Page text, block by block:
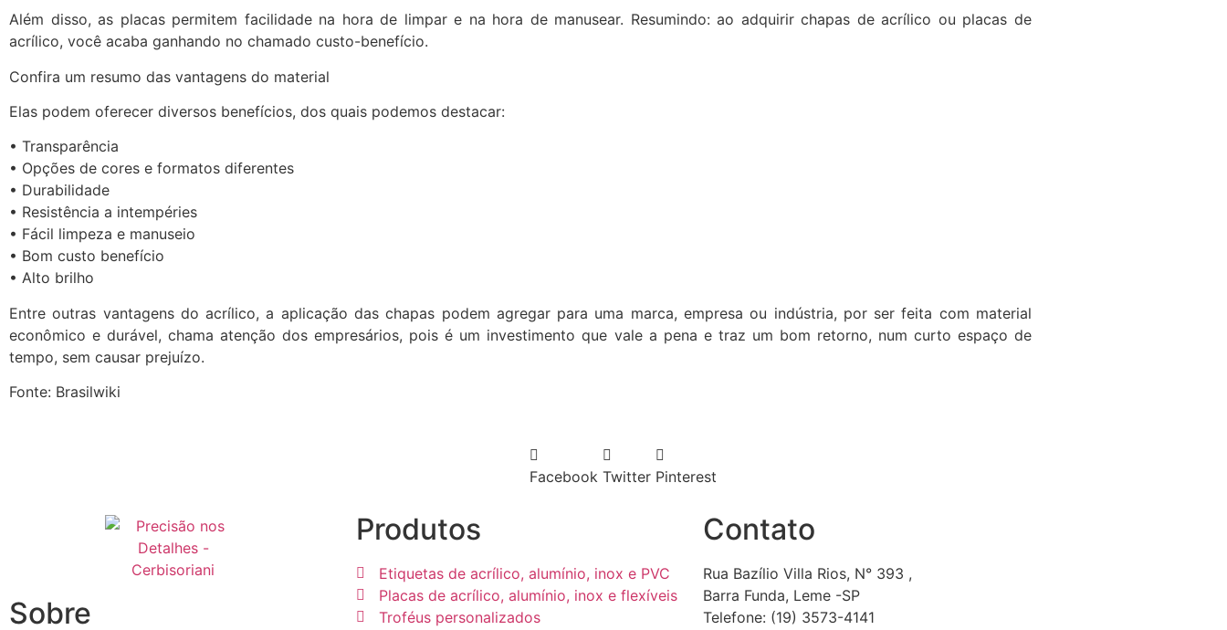
Além disso, as placas permitem facilidade na hora de limpar e na hora de manusear. Resumindo: ao adquirir chapas de acrílico ou placas de
acrílico, você acaba ganhando no chamado custo-benefício.
Confira um resumo das vantagens do material
Elas podem oferecer diversos benefícios, dos quais podemos destacar:
• Transparência
• Opções de cores e formatos diferentes
• Durabilidade
• Resistência a intempéries
• Fácil limpeza e manuseio
• Bom custo benefício
• Alto brilho
Entre outras vantagens do acrílico, a aplicação das chapas podem agregar para uma marca, empresa ou indústria, por ser feita com material
econômico e durável, chama atenção dos empresários, pois é um investimento que vale a pena e traz um bom retorno, num curto espaço de
tempo, sem causar prejuízo.
Fonte: Brasilwiki
Facebook Twitter Pinterest
Sobre
Produtos
Etiquetas de acrílico, alumínio, inox e PVC
Placas de acrílico, alumínio, inox e flexíveis
Troféus personalizados
Contato
Rua Bazílio Villa Rios, N° 393 ,
Barra Funda, Leme -SP
Telefone: (19) 3573-4141